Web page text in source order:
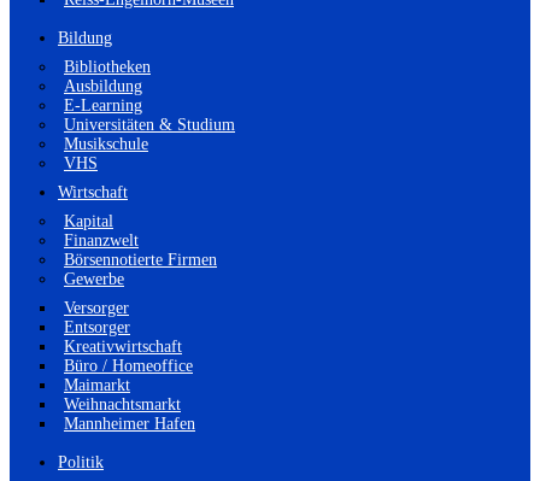
Bildung
Bibliotheken
Ausbildung
E-Learning
Universitäten & Studium
Musikschule
VHS
Wirtschaft
Kapital
Finanzwelt
Börsennotierte Firmen
Gewerbe
Versorger
Entsorger
Kreativwirtschaft
Büro / Homeoffice
Maimarkt
Weihnachtsmarkt
Mannheimer Hafen
Politik